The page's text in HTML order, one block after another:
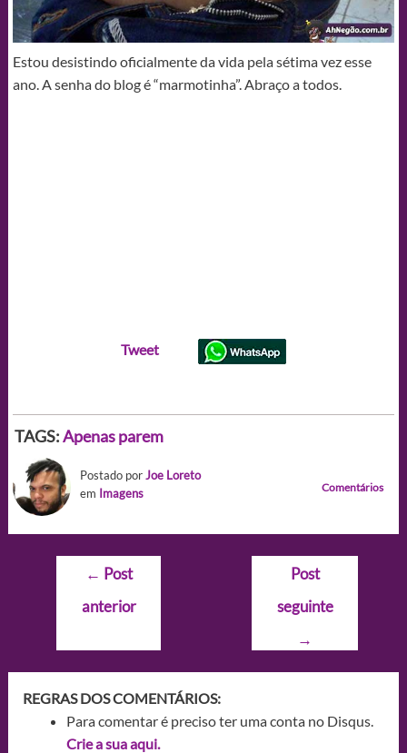
Estou desistindo oficialmente da vida pela sétima vez esse
ano. A senha do blog é “marmotinha”. Abraço a todos.
Tweet
TAGS:Apenas parem
Postado porJoe Loreto
em Imagens Comentários
Navegação
Post
← Post
anterior
Post
seguinte
→
REGRAS DOS COMENTÁRIOS:
Para comentar é preciso ter uma conta no Disqus.
Crie a sua aqui.